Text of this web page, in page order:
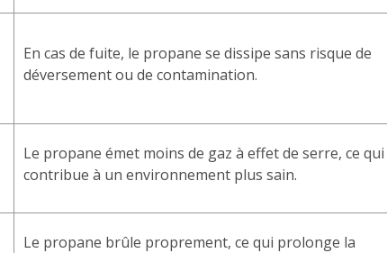
En cas de fuite, le propane se dissipe sans risque de
déversement ou de contamination.
Le propane émet moins de gaz à effet de serre, ce qui
contribue à un environnement plus sain.
Le propane brûle proprement, ce qui prolonge la